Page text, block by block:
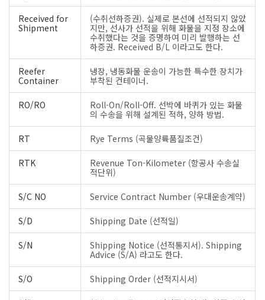
Received for
Shipment
(수취선하증권). 실제로 본선에 선적되지 않았
지만, 선사가 선적을 위해 화물을 지정 장소에
수취했다는 것을 증명하여 미리 발행하는 선
하증권. Received B/L 이라고도 한다.
Reefer
Container
냉장, 냉동화물 운송이 가능한 특수한 장치가
부착된 컨테이너.
RO/RO
Roll-On/Roll-Off. 선박에 바퀴가 있는 화물
의 수송을 위해 설계된 적하, 양하 방법.
RT Rye Terms (곡물양륙품질조건)
RTK
Revenue Ton-Kilometer (항공사 수송실
적단위)
S/C NO Service Contract Number (우대운송계약)
S/D Shipping Date (선적일)
S/N
Shipping Notice (선적통지서). Shipping
Advice (S/A) 라고도 한다.
S/O Shipping Order (선적지시서)